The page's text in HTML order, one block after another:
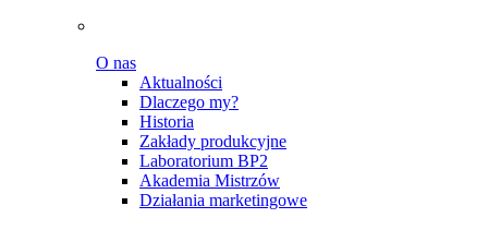
O nas
Aktualności
Dlaczego my?
Historia
Zakłady produkcyjne
Laboratorium BP2
Akademia Mistrzów
Działania marketingowe